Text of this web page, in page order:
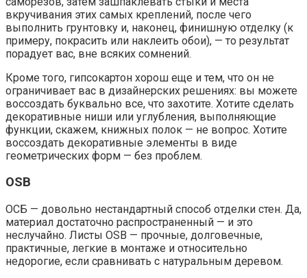
вкручивания этих самых креплений, после чего
выполнить грунтовку и, наконец, финишную отделку (к
примеру, покрасить или наклеить обои), — то результат
порадует вас, вне всяких сомнений.
Кроме того, гипсокартон хорош еще и тем, что он не
ограничивает вас в дизайнерских решениях: вы можете
воссоздать буквально все, что захотите. Хотите сделать
декоративные ниши или углубления, выполняющие
функции, скажем, книжных полок — не вопрос. Хотите
воссоздать декоративные элементы в виде
геометрических форм — без проблем.
OSB
ОСБ — довольно нестандартный способ отделки стен. Да,
материал достаточно распространенный — и это
неслучайно. Листы OSB — прочные, долговечные,
практичные, легкие в монтаже и относительно
недорогие, если сравнивать с натуральным деревом.